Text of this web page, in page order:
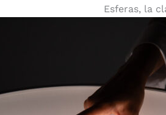
Esferas, la